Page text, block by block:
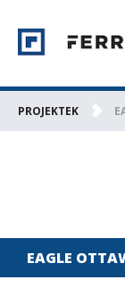
PROJEKTEK
EAGLE